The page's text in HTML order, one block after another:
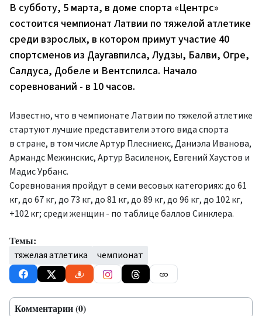
В субботу, 5 марта, в доме спорта «Центрс»
состоится чемпионат Латвии по тяжелой атлетике
среди взрослых, в котором примут участие 40
спортсменов из Даугавпилса, Лудзы, Балви, Огре,
Салдуса, Добеле и Вентспилса. Начало
соревнований - в 10 часов.
Известно, что в чемпионате Латвии по тяжелой атлетике
стартуют лучшие представители этого вида спорта
в стране, в том числе Артур Плесниекс, Даниэла Иванова,
Армандс Межинскис, Артур Василенок, Евгений Хаустов и
Мадис Урбанс.
Соревнования пройдут в семи весовых категориях: до 61
кг, до 67 кг, до 73 кг, до 81 кг, до 89 кг, до 96 кг, до 102 кг,
+102 кг; среди женщин - по таблице баллов Синклера.
Темы:
тяжелая атлетика чемпионат
Комментарии (0)